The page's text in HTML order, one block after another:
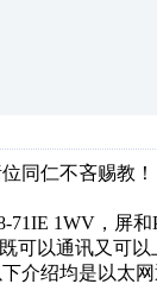
同仁不吝赐教！
71IE 1WV，屏
可以通讯又可
介绍均是以太网